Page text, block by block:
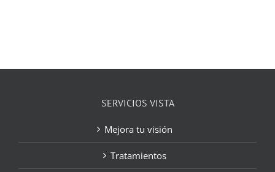
SERVICIOS VISTA
Mejora tu visión
Tratamientos